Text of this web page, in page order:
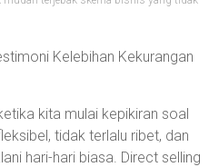
Kelebihan Kekurangan
kita mulai kepikiran soal
tidak terlalu ribet, dan
hari-hari biasa. Direct selling